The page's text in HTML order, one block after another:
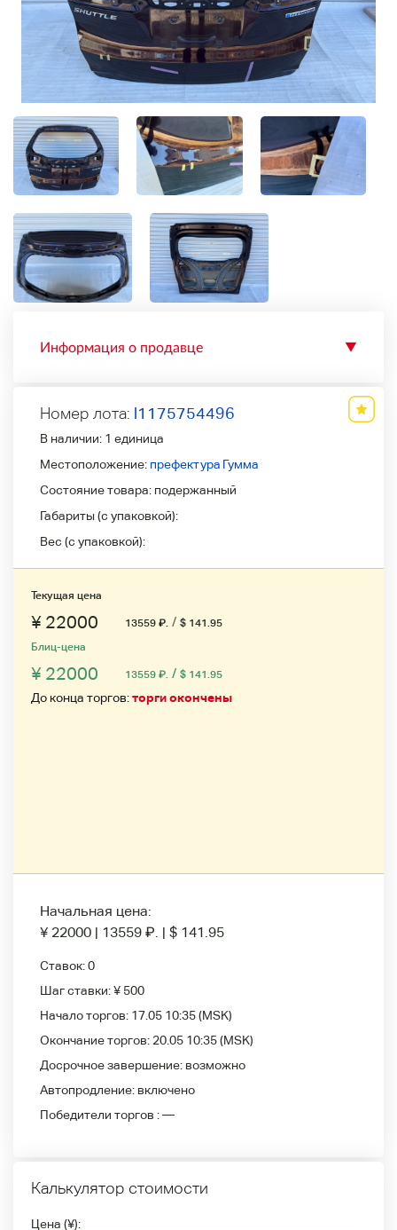
Информация о продавце ▼
Номер лота: l1175754496
В наличии: 1 единица
Местоположение: префектура Гумма
Состояние товара: подержанный
Габариты (с упаковкой):
Вес (с упаковкой):
Текущая цена
¥ 22000 13559 ₽ / $ 141.95
Блиц-цена
¥ 22000 13559 ₽ / $ 141.95
До конца торгов:торги окончены
Начальная цена:
¥ 22000 | 13559 ₽ | $ 141.95
Ставок:0
Шаг ставки:¥ 500
Начало торгов: 17.05 10:35(MSK)
Окончание торгов: 20.05 10:35(MSK)
Досрочное завершение: возможно
Автопродление: включено
Победители
торгов :—
Калькулятор стоимости
Цена (¥):